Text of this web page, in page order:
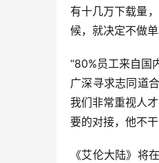
有十几万下载量
候，就决定不做
“80%员工来自国
广深寻求志同道
我们非常重视人
要的对接，他不
《艾伦大陆》将